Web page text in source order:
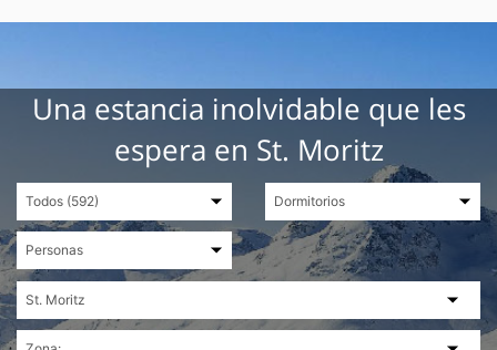
Una estancia inolvidable que les
espera en St. Moritz